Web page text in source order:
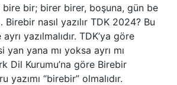
bir; birer birer, boşuna, gün be
nasıl yazılır TDK 2024? Bu
yazılmalıdır. TDK’ya göre
yan yana mı yoksa ayrı mı
Dil Kurumu’na göre Birebir
yazımı “birebir” olmalıdır.